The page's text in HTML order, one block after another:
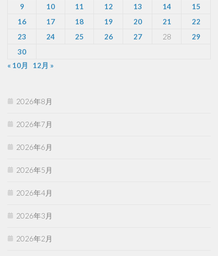
9
10 11 12 13 14
15
16
17 18 19 20 21
22
23
24 25 26 27 28
29
30
« 10月
12月 »
2026年8月
2026年7月
2026年6月
2026年5月
2026年4月
2026年3月
2026年2月